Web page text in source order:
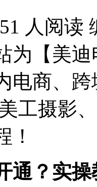
人阅读
为【美
电商、
工摄影
！
通？实